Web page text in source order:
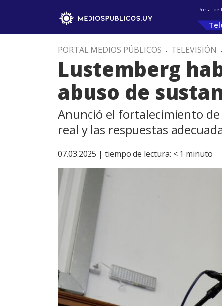
Portal de
PORTAL MEDIOS PÚBLICOS . TELEVISIÓN .
Lustemberg
abuso de
Anunció el fortalecimiento
real y las respuestas
07.03.2025 | tiempo de lectura: < 1 minuto